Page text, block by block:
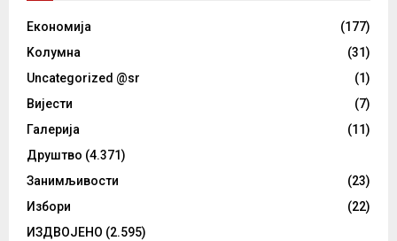
Eкономија
(177)
Kолумнa
(31)
Uncategorized @sr
(1)
Вијести
(7)
Галерија
(11)
Друштво (4.371)
Занимљивости
(23)
Избори
(22)
ИЗДВОЈЕНО (2.595)